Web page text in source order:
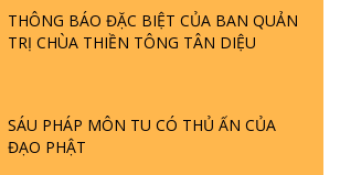
THÔNG BÁO ĐẶC BIỆT CỦA BAN QUẢN
TRỊ CHÙA THIỀN TÔNG TÂN DIỆU
SÁU PHÁP MÔN TU CÓ THỦ ẤN CỦA
ĐẠO PHẬT
GIẢI ĐÁP THIỀN TÔNG ĐẶC BIỆT P21 - TẠI
SAO ĐỨC PHẬT BƯỚC ĐI 7 BƯỚC TRÊN
GIẢI ĐÁP VỀ LỄ TIỄN THIỀN TÔNG SƯ
NGỌC LÂM VỀ PHẬT GIỚI